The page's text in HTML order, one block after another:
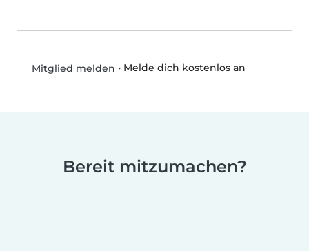
Mitglied melden • Melde dich kostenlos an
Bereit mitzumachen?